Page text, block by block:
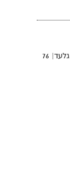
ישראל | נובמבר 2024 | עריכה: הדס גלעד| 76